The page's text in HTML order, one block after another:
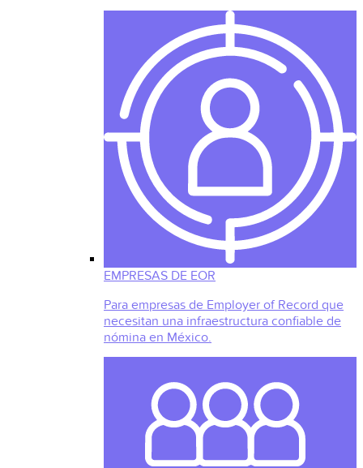
EMPRESAS DE EOR
Para empresas de Employer of Record que
necesitan una infraestructura confiable de
nómina en México.